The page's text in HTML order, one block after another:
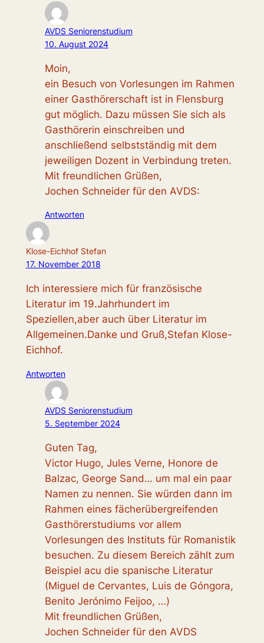
AVDS Seniorenstudium
10. August 2024
Moin,
ein Besuch von Vorlesungen im Rahmen
einer Gasthörerschaft ist in Flensburg
gut möglich. Dazu müssen Sie sich als
Gasthörerin einschreiben und
anschließend selbstständig mit dem
jeweiligen Dozent in Verbindung treten.
Mit freundlichen Grüßen,
Jochen Schneider für den AVDS:
Antworten
Klose-Eichhof Stefan
17. November 2018
Ich interessiere mich für französische
Literatur im 19.Jahrhundert im
Speziellen,aber auch über Literatur im
Allgemeinen.Danke und Gruß,Stefan Klose-
Eichhof.
Antworten
AVDS Seniorenstudium
5. September 2024
Guten Tag,
Victor Hugo, Jules Verne, Honore de
Balzac, George Sand… um mal ein paar
Namen zu nennen. Sie würden dann im
Rahmen eines fächerübergreifenden
Gasthörerstudiums vor allem
Vorlesungen des Instituts für Romanistik
besuchen. Zu diesem Bereich zählt zum
Beispiel acu die spanische Literatur
(Miguel de Cervantes, Luis de Góngora,
Benito Jerónimo Feijoo, …)
Mit freundlichen Grüßen,
Jochen Schneider für den AVDS